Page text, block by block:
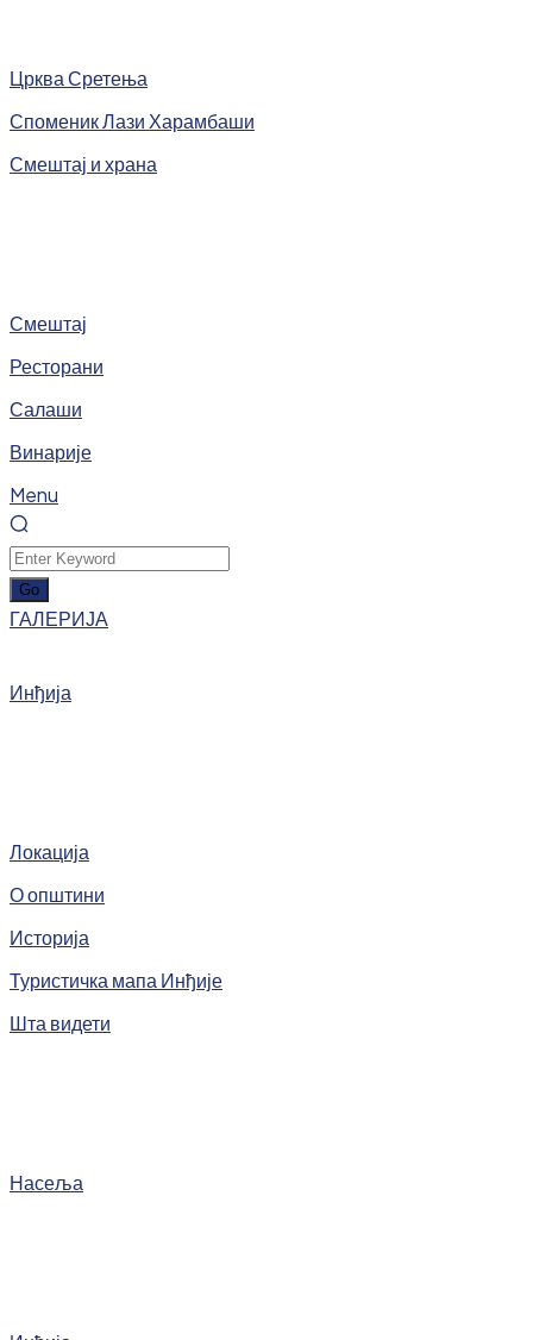
Црква Сретења
Споменик Лази Харамбаши
Смештај и храна
Смештај
Ресторани
Салаши
Винарије
Menu
ГАЛЕРИЈА
Инђија
Локација
О општини
Историја
Туристичка мапа Инђије
Шта видети
Насеља